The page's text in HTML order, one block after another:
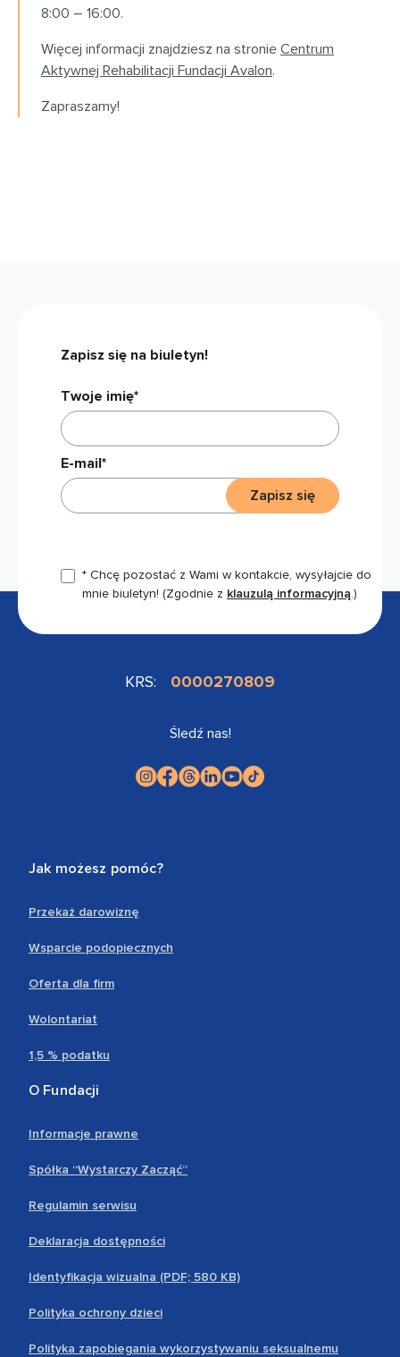
8:00 – 16:00.
Więcej informacji znajdziesz na stronie Centrum
Aktywnej Rehabilitacji Fundacji Avalon.
Zapraszamy!
Zapisz się na biuletyn!
Twoje imię*
E-mail*
* Chcę pozostać z Wami w kontakcie, wysyłajcie do
mnie biuletyn! (Zgodnie z klauzulą informacyjną.)
Zapisz się
KRS: 0000270809
Śledź nas!
Jak możesz pomóc?
Przekaż darowiznę
Wsparcie podopiecznych
Oferta dla firm
Wolontariat
1,5 % podatku
O Fundacji
Informacje prawne
Spółka “Wystarczy Zacząć”
Regulamin serwisu
Deklaracja dostępności
Identyfikacja wizualna (PDF; 580 KB)
Polityka ochrony dzieci
Polityka zapobiegania wykorzystywaniu seksualnemu